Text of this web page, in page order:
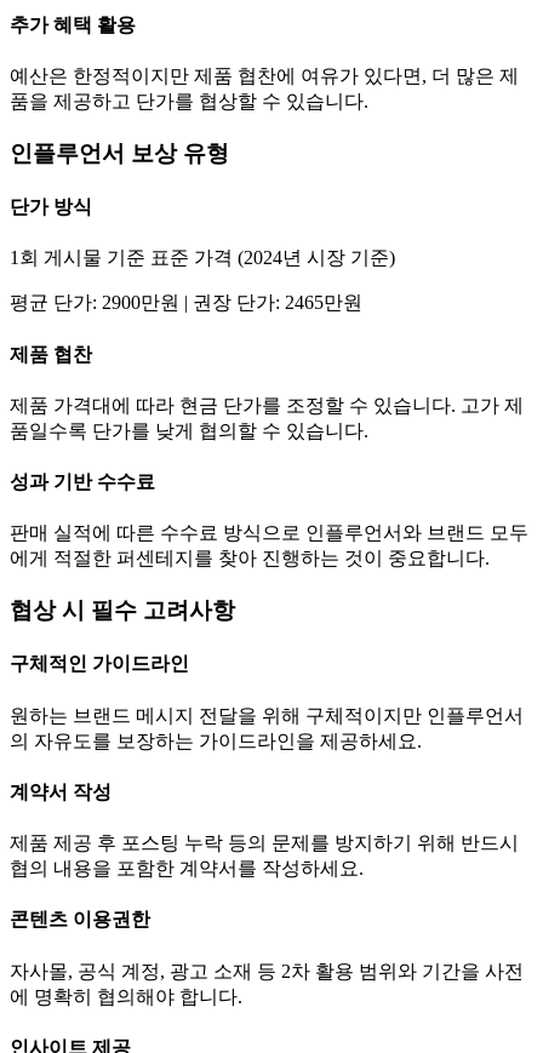
추가 혜택 활용
예산은 한정적이지만 제품 협찬에 여유가 있다면, 더 많은 제
품을 제공하고 단가를 협상할 수 있습니다.
인플루언서 보상 유형
단가방식
1회 게시물 기준 표준 가격 (2024년 시장 기준)
평균 단가: 2900만원 | 권장 단가: 2465만원
제품 협찬
제품 가격대에 따라 현금 단가를 조정할 수 있습니다. 고가 제
품일수록 단가를 낮게 협의할 수 있습니다.
성과 기반 수수료
판매 실적에 따른 수수료 방식으로 인플루언서와 브랜드 모두
에게 적절한 퍼센테지를 찾아 진행하는 것이 중요합니다.
협상 시 필수 고려사항
구체적인 가이드라인
원하는 브랜드 메시지 전달을 위해 구체적이지만 인플루언서
의 자유도를 보장하는 가이드라인을 제공하세요.
계약서 작성
제품 제공 후 포스팅 누락 등의 문제를 방지하기 위해 반드시
협의 내용을 포함한 계약서를 작성하세요.
콘텐츠 이용권한
자사몰, 공식 계정, 광고 소재 등 2차 활용 범위와 기간을 사전
에 명확히 협의해야 합니다.
인사이트 제공